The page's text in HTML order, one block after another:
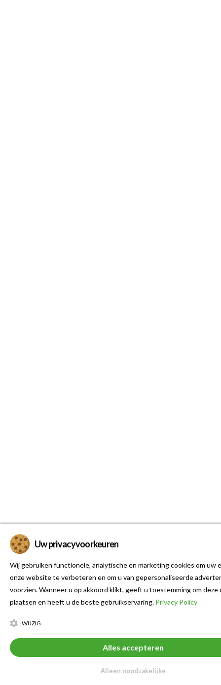
Uw privacyvoorkeuren
Wij gebruiken functionele, analytische en marketing cookies om uw
onze website te verbeteren en om u van gepersonaliseerde
voorzien. Wanneer u op akkoord klikt, geeft u toestemming om deze
plaatsen en heeft u de beste gebruikservaring. Privacy Policy
WIJZIG
Alles accepteren
Alleen noodzakelijke